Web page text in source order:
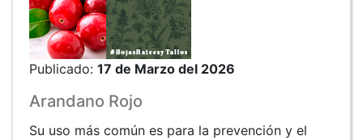
Publicado: 17 de Marzo del 2026
Arandano Rojo
Su uso más común es para la prevención y el